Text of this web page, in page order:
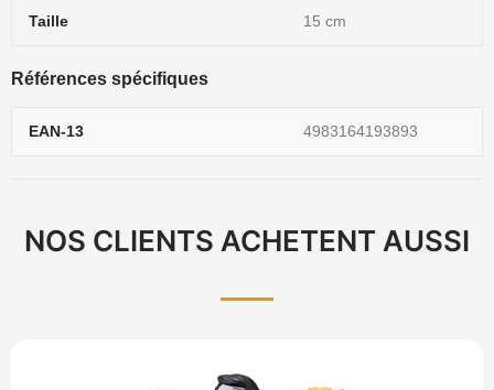
Taille 15 cm
Références spécifiques
EAN-13 4983164193893
NOS CLIENTS ACHETENT AUSSI